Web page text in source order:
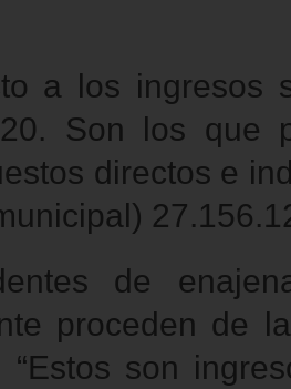
a los ingresos
Son los que
directos e
de
proceden de
“Estos son